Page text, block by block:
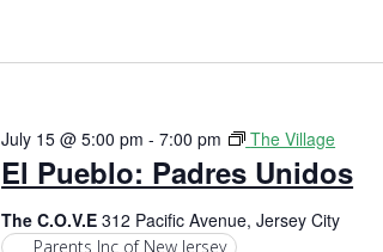
El Pueblo: Padres Unidos
July 15 @ 5:00 pm -7:00 pm The Village
The C.O.V.E312 Pacific Avenue, Jersey City
Parents Inc of New Jersey